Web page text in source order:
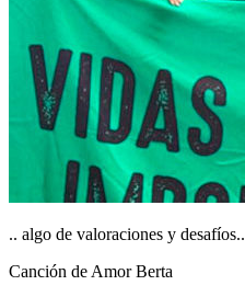
.. algo de valoraciones y desafíos..
Canción de Amor Berta